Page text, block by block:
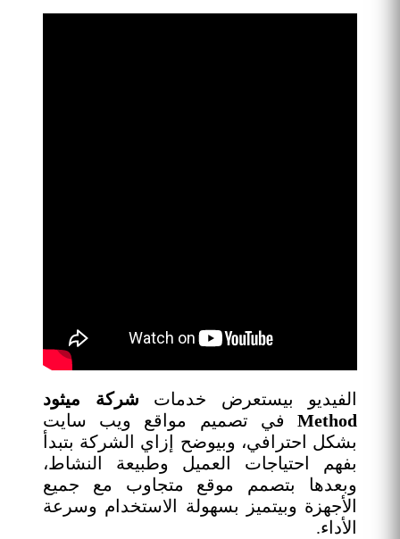
الفيديو بيستعرض خدمات شركة ميثود
Method في تصميم مواقع ويب سايت
بشكل احترافي، وبيوضح إزاي الشركة بتبدأ
بفهم احتياجات العميل وطبيعة النشاط،
وبعدها بتصمم موقع متجاوب مع جميع
الأجهزة وبيتميز بسهولة الاستخدام وسرعة
الأداء.